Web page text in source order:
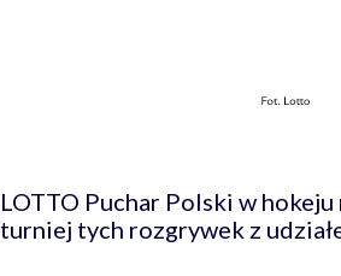
LOTTO Puchar Polski w
turniej tych rozgrywek z